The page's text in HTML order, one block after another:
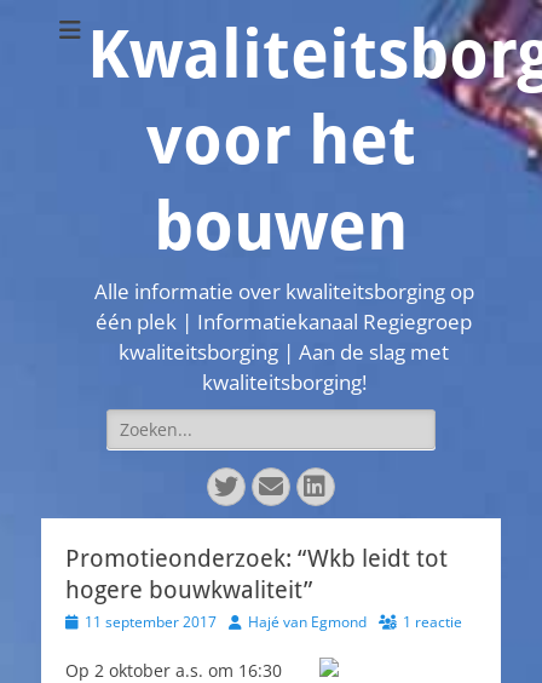
voor het
bouwen
Alle informatie over kwaliteitsborging op
één plek | Informatiekanaal Regiegroep
kwaliteitsborging | Aan de slag met
kwaliteitsborging!
Zoeken
naar:
Twitter
E-
mail
LinkedIn
Promotieonderzoek: “Wkb leidt tot
hogere bouwkwaliteit”
Geplaatst
11 september 2017 AuteurHajé van Egmond 1 reactie
Op 2 oktober a.s. om 16:30